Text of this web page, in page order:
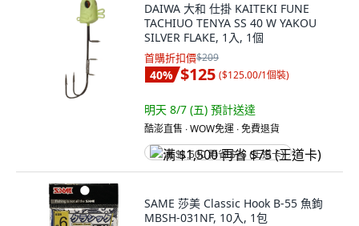
DAIWA 大和 仕掛 KAITEKI FUNE
TACHIUO TENYA SS 40 W YAKOU
SILVER FLAKE, 1入, 1個
首購折扣價$209
40% $125 ($125.00/1個裝)
明天 8/7 (五) 預計送達
酷澎直售 ∙ WOW免運 ∙ 免費退貨
满 $1,500 再省 $75 (王道卡)
SAME 莎美 Classic Hook B-55 魚鉤
MBSH-031NF, 10入, 1包